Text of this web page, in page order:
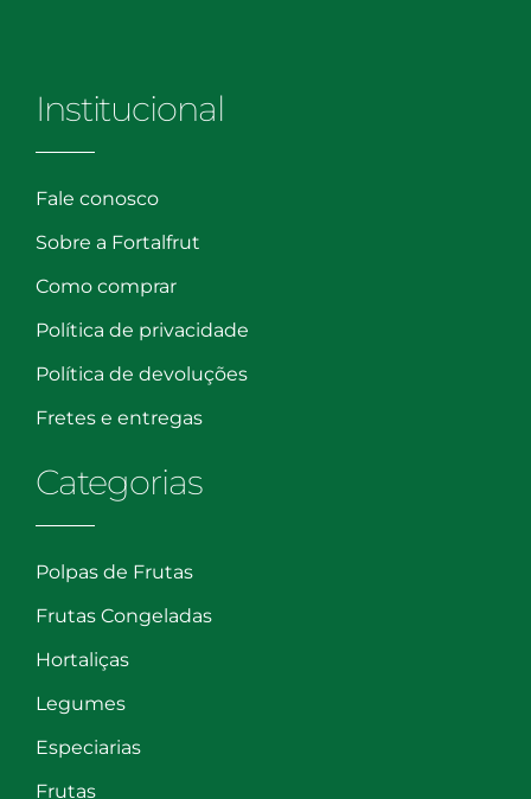
Institucional
Fale conosco
Sobre a Fortalfrut
Como comprar
Política de privacidade
Política de devoluções
Fretes e entregas
Categorias
Polpas de Frutas
Frutas Congeladas
Hortaliças
Legumes
Especiarias
Frutas